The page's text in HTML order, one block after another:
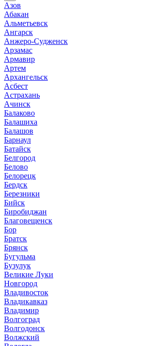
Азов
Абакан
Альметьевск
Ангарск
Анжеро-Судженск
Арзамас
Армавир
Артем
Архангельск
Асбест
Астрахань
Ачинск
Балаково
Балашиха
Балашов
Барнаул
Батайск
Белгород
Белово
Белорецк
Бердск
Березники
Бийск
Биробиджан
Благовещенск
Бор
Братск
Брянск
Бугульма
Бузулук
Великие Луки
Новгород
Владивосток
Владикавказ
Владимир
Волгоград
Волгодонск
Волжский